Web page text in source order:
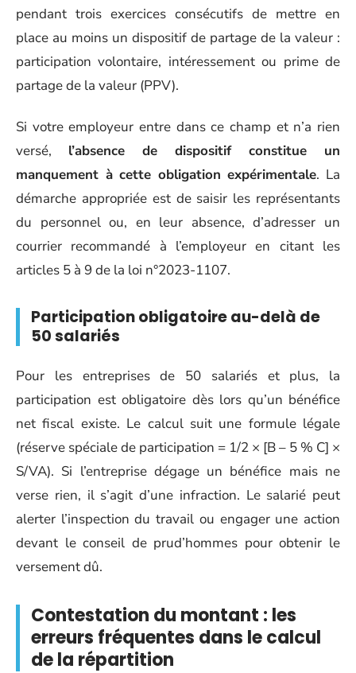
pendant trois exercices consécutifs de mettre en
place au moins un dispositif de partage de la valeur :
participation volontaire, intéressement ou prime de
partage de la valeur (PPV).
Si votre employeur entre dans ce champ et n’a rien
versé, l’absence de dispositif constitue un
manquement à cette obligation expérimentale. La
démarche appropriée est de saisir les représentants
du personnel ou, en leur absence, d’adresser un
courrier recommandé à l’employeur en citant les
articles 5 à 9 de la loi n°2023-1107.
Participation obligatoire au-delà de
50 salariés
Pour les entreprises de 50 salariés et plus, la
participation est obligatoire dès lors qu’un bénéfice
net fiscal existe. Le calcul suit une formule légale
(réserve spéciale de participation = 1/2 × [B – 5 % C] ×
S/VA). Si l’entreprise dégage un bénéfice mais ne
verse rien, il s’agit d’une infraction. Le salarié peut
alerter l’inspection du travail ou engager une action
devant le conseil de prud’hommes pour obtenir le
versement dû.
Contestation du montant : les
erreurs fréquentes dans le calcul
de la répartition